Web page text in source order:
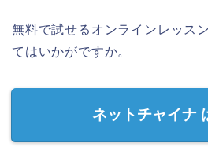
無料で試せるオンラインレッス
てはいかがですか。
ネットチャイナ